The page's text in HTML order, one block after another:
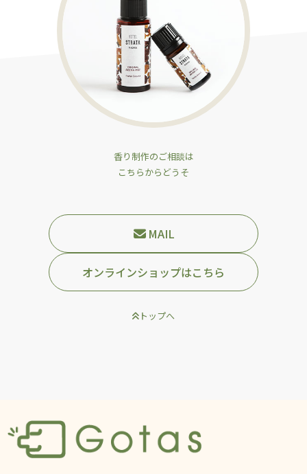
香り制作のご相談は
こちらからどうそ
MAIL
オンラインショップはこちら
トップへ